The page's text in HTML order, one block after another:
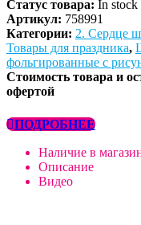
Статус товара: In stock
Артикул: 758991
Категории: 2. Сердце
Товары для праздника,
фольгированные с
Стоимость товара и
офертой
ПОДРОБНЕЕ
Наличие в
Описание
Видео